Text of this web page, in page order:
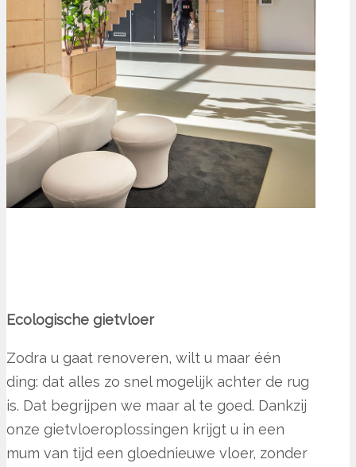
Ecologische gietvloer
Zodra u gaat renoveren, wilt u maar één
ding: dat alles zo snel mogelijk achter de rug
is. Dat begrijpen we maar al te goed. Dankzij
onze gietvloeroplossingen krijgt u in een
mum van tijd een gloednieuwe vloer, zonder